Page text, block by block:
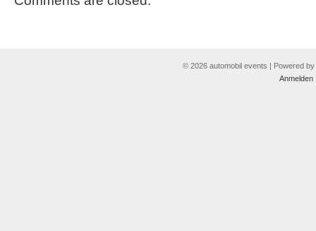
© 2026 automobil events | Powered by
Anmelden|